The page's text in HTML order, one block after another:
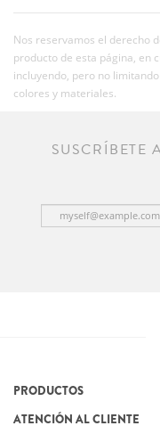
Nos reservamos el derecho
producto de esta página, en
incluyendo, pero no
colores y materiales.
SUSCRÍBETE
PRODUCTOS
ATENCIÓN AL CLIENTE